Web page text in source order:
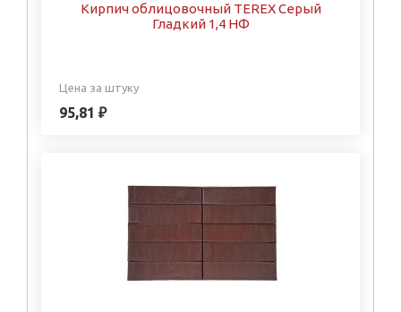
Кирпич облицовочный TEREX Серый
Гладкий 1,4 НФ
Цена за штуку
95,81 ₽